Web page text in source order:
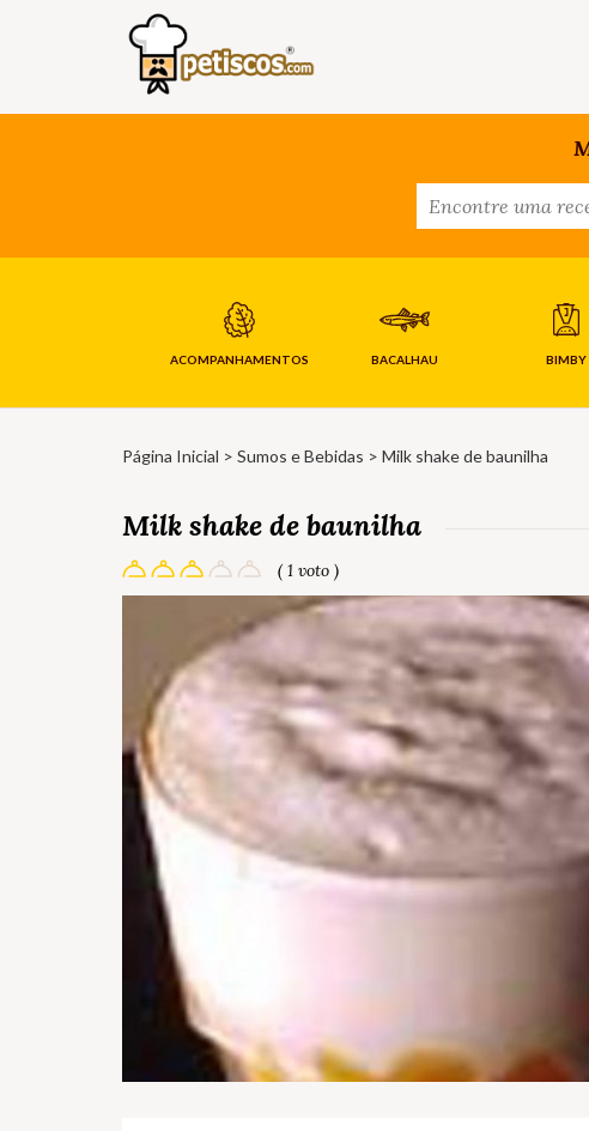
ACOMPANHAMENTOS BACALHAU BIMBY
Página Inicial > Sumos e Bebidas > Milk shake de baunilha
Milk shake de baunilha
( 1 voto )